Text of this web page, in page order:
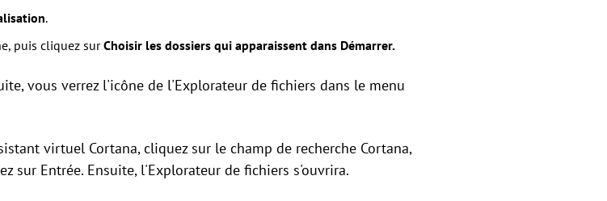
.
puis cliquez surChoisir les dossiers qui apparaissent dans Démarrer.
vous verrez l'icône de l'Explorateur de fichiers dans le menu
virtuel Cortana, cliquez sur le champ de recherche Cortana,
sur Entrée. Ensuite, l'Explorateur de fichiers s'ouvrira.